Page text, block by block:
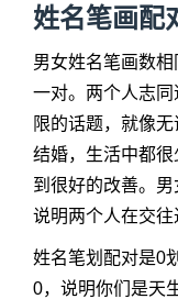
姓名笔画配
男女姓名笔画数
一对。两个人志
限的话题，就像
结婚，生活中都
到很好的改善。男
说明两个人在交往
姓名笔划配对是0
0，说明你们是天